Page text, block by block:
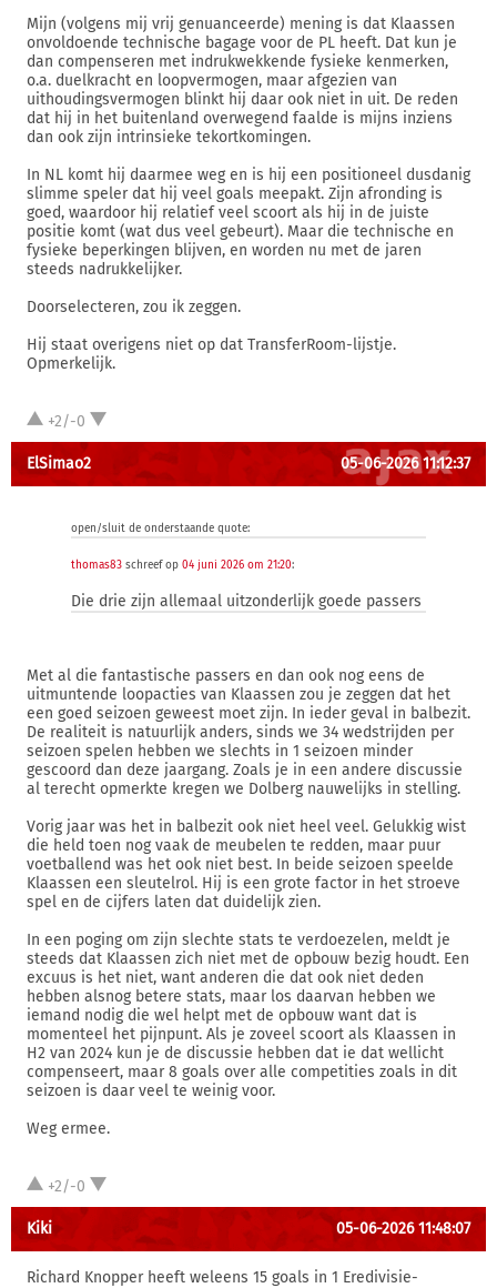
Mijn (volgens mij vrij genuanceerde) mening is dat Klaassen
onvoldoende technische bagage voor de PL heeft. Dat kun je
dan compenseren met indrukwekkende fysieke kenmerken,
o.a. duelkracht en loopvermogen, maar afgezien van
uithoudingsvermogen blinkt hij daar ook niet in uit. De reden
dat hij in het buitenland overwegend faalde is mijns inziens
dan ook zijn intrinsieke tekortkomingen.
In NL komt hij daarmee weg en is hij een positioneel dusdanig
slimme speler dat hij veel goals meepakt. Zijn afronding is
goed, waardoor hij relatief veel scoort als hij in de juiste
positie komt (wat dus veel gebeurt). Maar die technische en
fysieke beperkingen blijven, en worden nu met de jaren
steeds nadrukkelijker.
Doorselecteren, zou ik zeggen.
Hij staat overigens niet op dat TransferRoom-lijstje.
Opmerkelijk.
+2/-0
ElSimao2 05-06-2026 11:12:37
open/sluit de onderstaande quote:
thomas83 schreef op 04 juni 2026 om 21:20:
Die drie zijn allemaal uitzonderlijk goede passers
Met al die fantastische passers en dan ook nog eens de
uitmuntende loopacties van Klaassen zou je zeggen dat het
een goed seizoen geweest moet zijn. In ieder geval in balbezit.
De realiteit is natuurlijk anders, sinds we 34 wedstrijden per
seizoen spelen hebben we slechts in 1 seizoen minder
gescoord dan deze jaargang. Zoals je in een andere discussie
al terecht opmerkte kregen we Dolberg nauwelijks in stelling.
Vorig jaar was het in balbezit ook niet heel veel. Gelukkig wist
die held toen nog vaak de meubelen te redden, maar puur
voetballend was het ook niet best. In beide seizoen speelde
Klaassen een sleutelrol. Hij is een grote factor in het stroeve
spel en de cijfers laten dat duidelijk zien.
In een poging om zijn slechte stats te verdoezelen, meldt je
steeds dat Klaassen zich niet met de opbouw bezig houdt. Een
excuus is het niet, want anderen die dat ook niet deden
hebben alsnog betere stats, maar los daarvan hebben we
iemand nodig die wel helpt met de opbouw want dat is
momenteel het pijnpunt. Als je zoveel scoort als Klaassen in
H2 van 2024 kun je de discussie hebben dat ie dat wellicht
compenseert, maar 8 goals over alle competities zoals in dit
seizoen is daar veel te weinig voor.
Weg ermee.
+2/-0
Kiki 05-06-2026 11:48:07
Richard Knopper heeft weleens 15 goals in 1 Eredivisie-